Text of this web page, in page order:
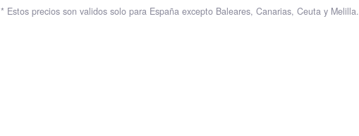
* Estos precios son validos solo para España excepto Baleares, Canarias, Ceuta y Melilla.